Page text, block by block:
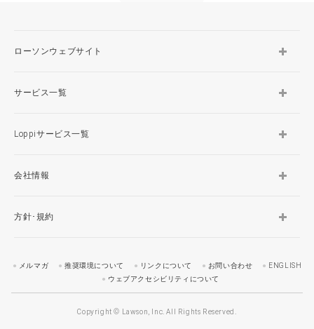
ローソンウェブサイト
サービス一覧
Loppiサービス一覧
会社情報
方針･規約
メルマガ 推奨環境について リンクについて お問い合わせ
ENGLISH
ウェブアクセシビリティについて
Copyright © Lawson, Inc. All Rights Reserved.